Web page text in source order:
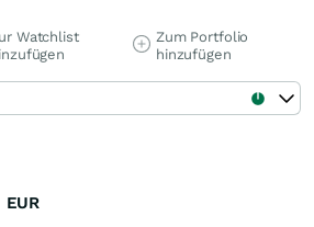
Watchlist
Zum Portfolio
hinzufügen
EUR